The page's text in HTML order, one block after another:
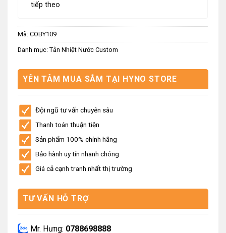
tiếp theo
Mã: COBY109
Danh mục: Tản Nhiệt Nước Custom
YÊN TÂM MUA SẮM TẠI HYNO STORE
Đội ngũ tư vấn chuyên sâu
Thanh toán thuận tiện
Sản phẩm 100% chính hãng
Bảo hành uy tín nhanh chóng
Giá cả cạnh tranh nhất thị trường
TƯ VẤN HỖ TRỢ
Mr. Hưng: 0788698888